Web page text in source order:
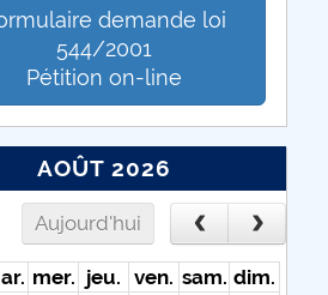
demande loi
544/2001
Pétition on-line
AOÛT 2026
Aujourd'hui
mer. jeu. ven. sam. dim.